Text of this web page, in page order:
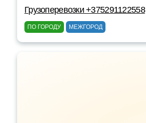
Грузоперевозки +375291122558
ПО ГОРОДУ МЕЖГОРОД